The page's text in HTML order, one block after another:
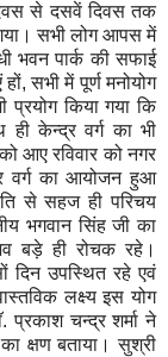
से दसवें दिवस तक
गया। सभी लोग आपस में
भवन पार्क की सफाई
सभी में पूर्ण मनोयोग
किया गया कि
केन्द्र वर्ग का भी
आए रविवार को नगर
वर्ग का आयोजन हुआ
से सहज ही परिचय
भगवान सिंह जी का
बड़े ही रोचक रहे।
दिन उपस्थित रहे एवं
लक्ष्य इस योग
चन्द्र शर्मा ने
क्षण बताया। सुश्री